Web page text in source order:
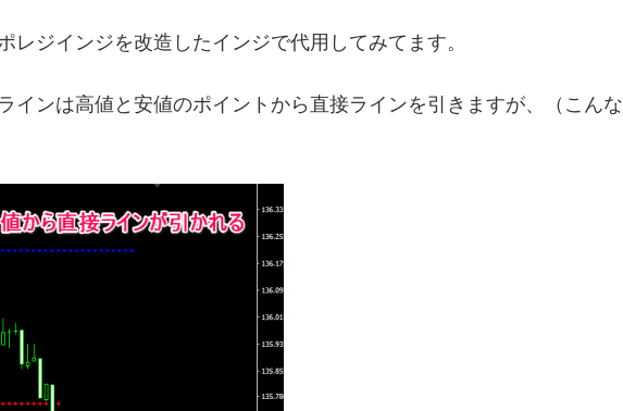
レジインジを改造したインジで代用してみてます。
インは高値と安値のポイントから直接ラインを引きますが、（こんな